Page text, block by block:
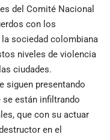
del Comité Nacional
con los
sociedad colombiana
niveles de violencia
ciudades.
siguen presentando
están infiltrando
que con su actuar
en el